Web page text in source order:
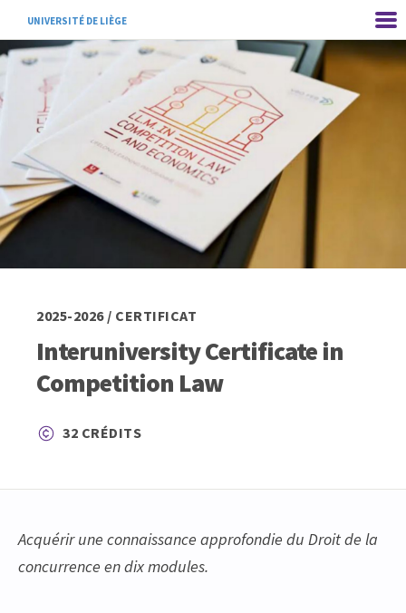
UNIVERSITÉ DE LIÈGE
2025-2026 / CERTIFICAT
Interuniversity Certificate in
Competition Law
32 CRÉDITS
Acquérir une connaissance approfondie du Droit de la
concurrence en dix modules.